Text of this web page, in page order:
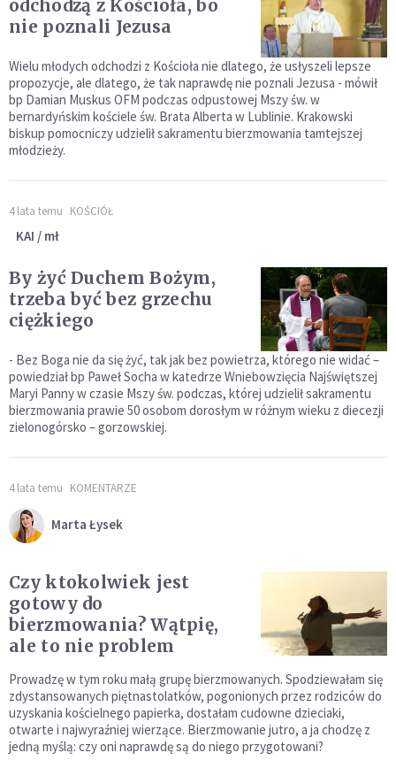
odchodzą z Kościoła, bo
nie poznali Jezusa
Wielu młodych odchodzi z Kościoła nie dlatego, że usłyszeli lepsze
propozycje, ale dlatego, że tak naprawdę nie poznali Jezusa - mówił
bp Damian Muskus OFM podczas odpustowej Mszy św. w
bernardyńskim kościele św. Brata Alberta w Lublinie. Krakowski
biskup pomocniczy udzielił sakramentu bierzmowania tamtejszej
młodzieży.
4 lata temu KOŚCIÓŁ
KAI / mł
By żyć Duchem Bożym,
trzeba być bez grzechu
ciężkiego
- Bez Boga nie da się żyć, tak jak bez powietrza, którego nie widać –
powiedział bp Paweł Socha w katedrze Wniebowzięcia Najświętszej
Maryi Panny w czasie Mszy św. podczas, której udzielił sakramentu
bierzmowania prawie 50 osobom dorosłym w różnym wieku z diecezji
zielonogórsko – gorzowskiej.
4 lata temu KOMENTARZE
Marta Łysek
Czy ktokolwiek jest
gotowy do
bierzmowania? Wątpię,
ale to nie problem
Prowadzę w tym roku małą grupę bierzmowanych. Spodziewałam się
zdystansowanych piętnastolatków, pogonionych przez rodziców do
uzyskania kościelnego papierka, dostałam cudowne dzieciaki,
otwarte i najwyraźniej wierzące. Bierzmowanie jutro, a ja chodzę z
jedną myślą: czy oni naprawdę są do niego przygotowani?